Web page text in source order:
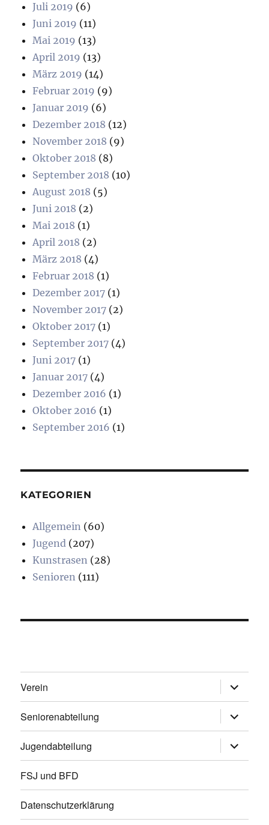
Juli 2019 (6)
Juni 2019 (11)
Mai 2019 (13)
April 2019 (13)
März 2019 (14)
Februar 2019 (9)
Januar 2019 (6)
Dezember 2018 (12)
November 2018 (9)
Oktober 2018 (8)
September 2018 (10)
August 2018 (5)
Juni 2018 (2)
Mai 2018 (1)
April 2018 (2)
März 2018 (4)
Februar 2018 (1)
Dezember 2017 (1)
November 2017 (2)
Oktober 2017 (1)
September 2017 (4)
Juni 2017 (1)
Januar 2017 (4)
Dezember 2016 (1)
Oktober 2016 (1)
September 2016 (1)
KATEGORIEN
Allgemein (60)
Jugend (207)
Kunstrasen (28)
Senioren (111)
Verein
öffnen
Seniorenabteilung
öffnen
Jugendabteilung
öffnen
FSJ und BFD
Datenschutzerklärung